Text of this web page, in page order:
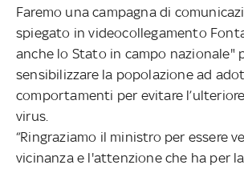
Faremo una campagna di
spiegato in videocollegamento
anche lo Stato in campo nazionale"
sensibilizzare la popolazione ad
comportamenti per evitare
virus.
“Ringraziamo il ministro per essere
vicinanza e l'attenzione che ha per